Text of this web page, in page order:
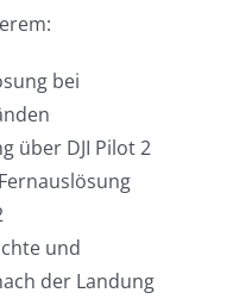
bei
über DJI Pilot 2
und
der Landung